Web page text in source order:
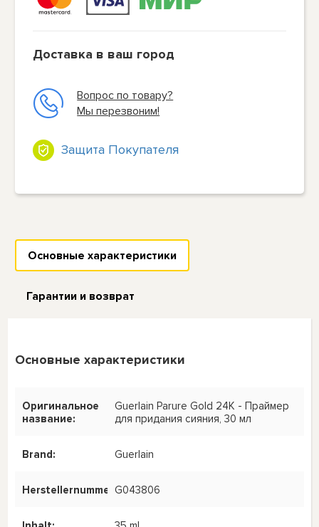
Доставка в ваш город
Вопрос по товару?
Мы перезвоним!
Защита Покупателя
Основные характеристики
Гарантии и возврат
Основные характеристики
Оригинальное
название:
Guerlain Parure Gold 24K - Праймер
для придания сияния, 30 мл
Brand: Guerlain
Herstellernummer:G043806